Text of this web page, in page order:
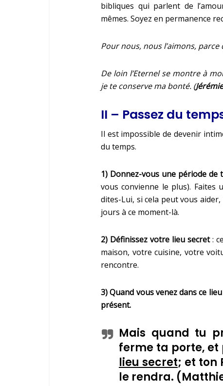
bibliques qui parlent de
mêmes. Soyez en permanence
Pour nous, nous l’aimons,
De loin l’Eternel se montre à
je te conserve ma bonté. (
II – Passez du
Il est impossible de devenir
du temps.
1) Donnez-vous une période
vous convienne le plus).
dites-Lui, si cela peut vous
jours à ce moment-là.
2) Définissez votre lieu secret:
maison, votre cuisine, votre
rencontre.
3) Quand vous venez dans ce
présent.
Mais quand tu
ferme ta porte, et
lieu secret; et ton
le rendra. (